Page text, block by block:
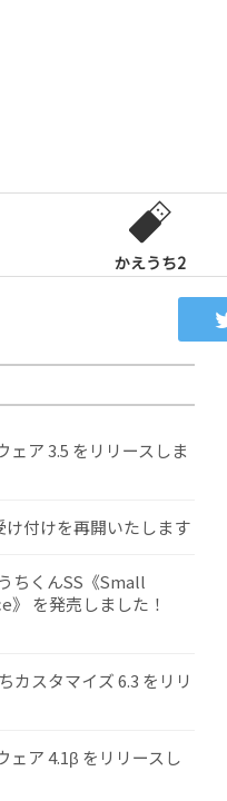
かえうち2
ェア 3.5 をリリースしま
け付けを再開いたします
ちくんSS《Small
》 を発売しました！
カスタマイズ 6.3 をリリ
ェア 4.1β をリリースし